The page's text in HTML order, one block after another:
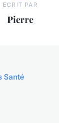
ECRIT PAR
Pierre
Santé